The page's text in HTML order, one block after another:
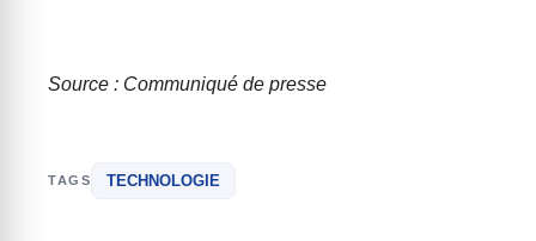
Source : Communiqué de presse
TAGS TECHNOLOGIE